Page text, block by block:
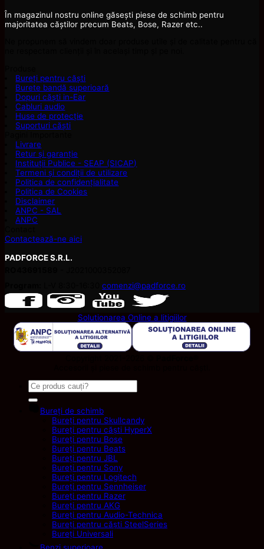
În magazinul nostru online găsești piese de schimb pentru
majoritatea căștilor precum Beats, Bose, Razer etc..
Bureți pentru căști
Burete bandă superioară
Dopuri căști in-Ear
Cabluri audio
Huse de protecție
Suporturi căști
Livrare
Retur și garanție
Instituții Publice - SEAP (SICAP)
Termeni și condiții de utilizare
Politica de confidențialitate
Politica de Cookies
Disclaimer
ANPC - SAL
ANPC
Contactează-ne aici
PADFORCE S.R.L.
comenzi@padforce.ro
Solutionarea Online a litigiilor
Caută
după:
Bureți de schimb
Bureți pentru Skullcandy
Bureți pentru căști HyperX
Bureți pentru Bose
Bureți pentru Beats
Bureți pentru JBL
Bureți pentru Sony
Bureți pentru Logitech
Bureți pentru Sennheiser
Bureți pentru Razer
Bureți pentru AKG
Bureți pentru Audio-Technica
Bureți pentru căști SteelSeries
Bureți Universali